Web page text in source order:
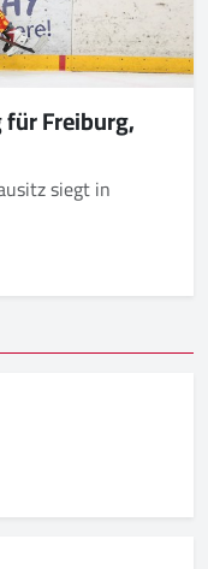
Freiburg,
siegt in